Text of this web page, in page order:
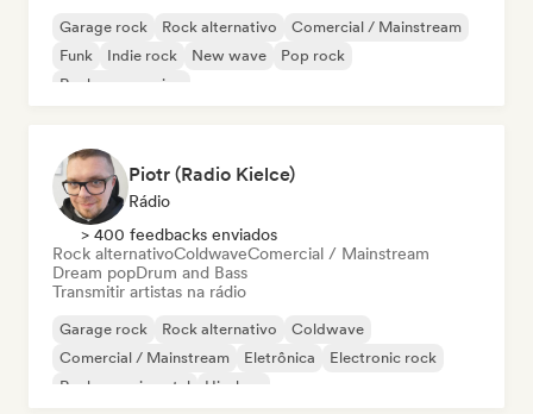
Garage rock Rock alternativo
Comercial / Mainstream
Funk
Indie rock New wave
Pop rock
Rock progressivo
Piotr (Radio Kielce)
Rádio
> 400 feedbacks enviados
Rock alternativoColdwaveComercial / Mainstream
Dream popDrum and Bass
Transmitir artistas na rádio
Garage rock Rock alternativo
Coldwave
Comercial / Mainstream
Eletrônica
Electronic rock
Rock experimental
Hip-hop